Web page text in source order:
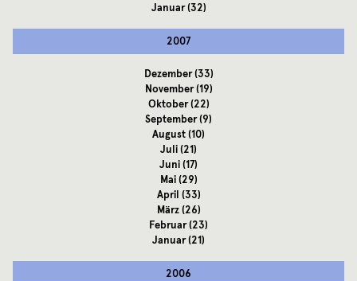
Januar(32)
2007
Dezember(33)
November(19)
Oktober(22)
September(9)
August(10)
Juli(21)
Juni(17)
Mai(29)
April (33)
März(26)
Februar(23)
Januar(21)
2006